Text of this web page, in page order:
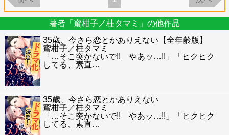
著者「蜜柑子／桂タマミ」の他作品
35歳、今さら恋とかありえない【全年齢版】
蜜柑子／桂タマミ
「…そこ突かないで!! やあッ…!!」「ヒクヒク
してる、素直…
35歳、今さら恋とかありえない
蜜柑子／桂タマミ
「…そこ突かないで!! やあッ…!!」「ヒクヒク
してる、素直…